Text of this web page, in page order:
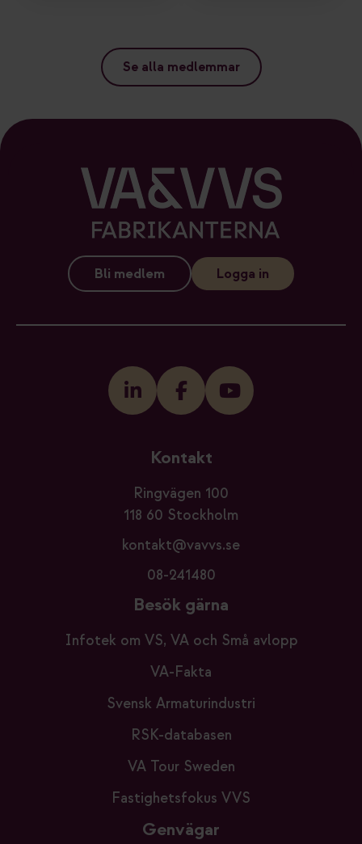
Se alla medlemmar
Bli medlem Logga in
Kontakt
Ringvägen 100
118 60 Stockholm
kontakt@vavvs.se
08-241480
Besök gärna
Infotek om VS, VA och Små avlopp
VA-Fakta
Svensk Armaturindustri
RSK-databasen
VA Tour Sweden
Fastighetsfokus VVS
Genvägar